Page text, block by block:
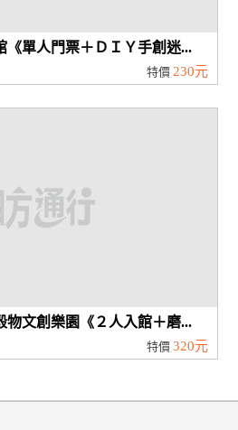
《單人門票＋ＤＩＹ手創迷...
特價 230元
物文創樂園《２人入館＋磨...
特價 320元